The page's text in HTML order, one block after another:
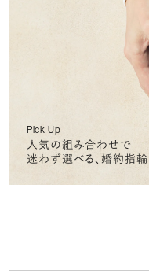
Pick Up
人気の組み合わせで
迷わず選べる、婚約指輪